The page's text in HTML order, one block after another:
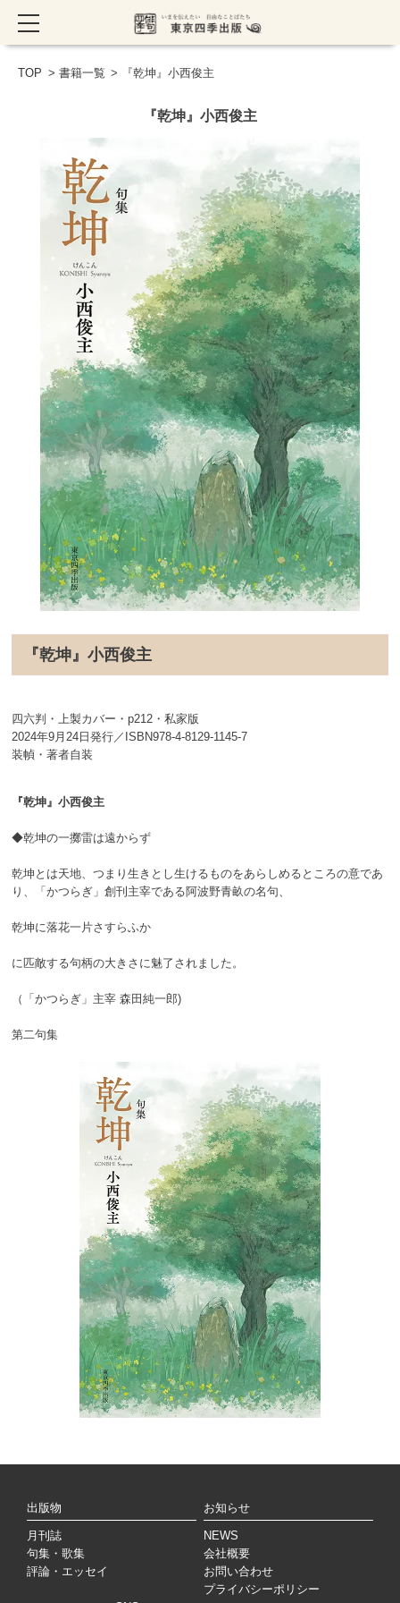
TOP > 書籍一覧 > 『乾坤』小西俊主
『乾坤』小西俊主
『乾坤』小西俊主
四六判・上製カバー・p212・私家版
2024年9月24日発行／ISBN978-4-8129-1145-7
装幀・著者自装
『乾坤』小西俊主
◆乾坤の一擲雷は遠からず
乾坤とは天地、つまり生きとし生けるものをあらしめるところの意であ
り、「かつらぎ」創刊主宰である阿波野青畝の名句、
乾坤に落花一片さすらふか
に匹敵する句柄の大きさに魅了されました。
（「かつらぎ」主宰 森田純一郎)
第二句集
出版物
月刊誌
句集・歌集
評論・エッセイ
お知らせ
NEWS
会社概要
お問い合わせ
プライバシーポリシー